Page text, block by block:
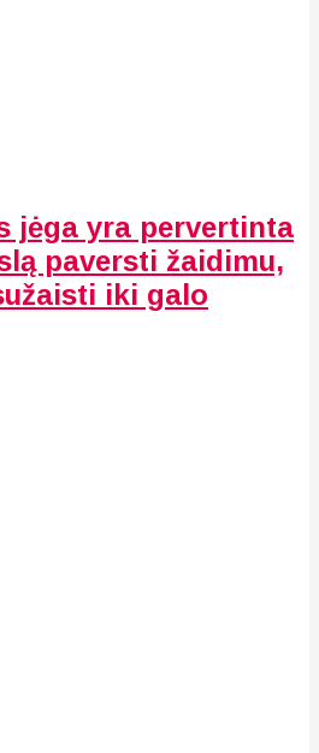
jėga yra pervertinta
paversti žaidimu,
iki galo